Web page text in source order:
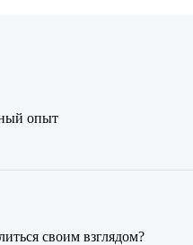
опыт
своим взглядом?